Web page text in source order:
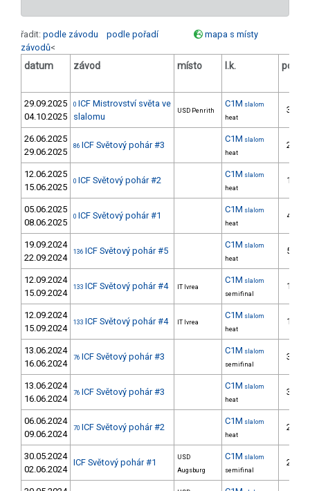
řadit: podle závodu podle pořadí
mapa s místy
závodů<
datum závod místo l.k. poř.
29.09.2025
04.10.2025
0 ICF Mistrovství světa ve
slalomu
USD Penrith
C1M slalom
heat
36.
26.06.2025
29.06.2025
86 ICF Světový pohár #3
C1M slalom
heat
23.
12.06.2025
15.06.2025
0 ICF Světový pohár #2
C1M slalom
heat
15.
05.06.2025
08.06.2025
0 ICF Světový pohár #1
C1M slalom
heat
44.
19.09.2024
22.09.2024
136 ICF Světový pohár #5
C1M slalom
heat
51.
12.09.2024
15.09.2024
133 ICF Světový pohár #4 IT Ivrea
C1M slalom
semifinal
18.
12.09.2024
15.09.2024
133 ICF Světový pohár #4 IT Ivrea
C1M slalom
heat
18.
13.06.2024
16.06.2024
76 ICF Světový pohár #3
C1M slalom
semifinal
30.
13.06.2024
16.06.2024
76 ICF Světový pohár #3
C1M slalom
heat
30.
06.06.2024
09.06.2024
70 ICF Světový pohár #2
C1M slalom
heat
29.
30.05.2024
02.06.2024
ICF Světový pohár #1
USD
Augsburg
C1M slalom
semifinal
26.